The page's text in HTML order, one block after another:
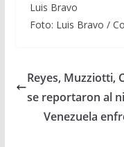
Luis Bravo
Foto: Luis Bravo /
Reyes, Muzziotti,
se reportaron al
Venezuela